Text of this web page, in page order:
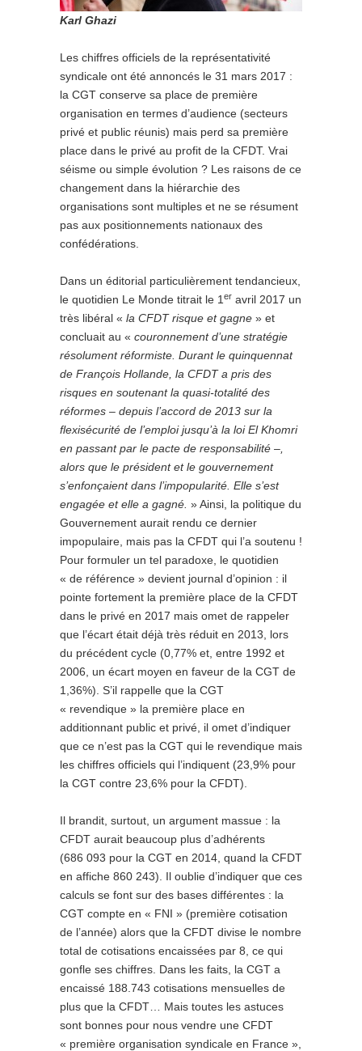
Karl Ghazi
Les chiffres officiels de la représentativité
syndicale ont été annoncés le 31 mars 2017 :
la CGT conserve sa place de première
organisation en termes d’audience (secteurs
privé et public réunis) mais perd sa première
place dans le privé au profit de la CFDT. Vrai
séisme ou simple évolution ? Les raisons de ce
changement dans la hiérarchie des
organisations sont multiples et ne se résument
pas aux positionnements nationaux des
confédérations.
Dans un éditorial particulièrement tendancieux,
le quotidien Le Monde titrait le 1 er avril 2017 un
très libéral « la CFDT risque et gagne » et
concluait au « couronnement d’une stratégie
résolument réformiste. Durant le quinquennat
de François Hollande, la CFDT a pris des
risques en soutenant la quasi-totalité des
réformes – depuis l’accord de 2013 sur la
flexisécurité de l’emploi jusqu’à la loi El Khomri
en passant par le pacte de responsabilité –,
alors que le président et le gouvernement
s’enfonçaient dans l’impopularité. Elle s’est
engagée et elle a gagné. » Ainsi, la politique du
Gouvernement aurait rendu ce dernier
impopulaire, mais pas la CFDT qui l’a soutenu !
Pour formuler un tel paradoxe, le quotidien
« de référence » devient journal d’opinion : il
pointe fortement la première place de la CFDT
dans le privé en 2017 mais omet de rappeler
que l’écart était déjà très réduit en 2013, lors
du précédent cycle (0,77% et, entre 1992 et
2006, un écart moyen en faveur de la CGT de
1,36%). S’il rappelle que la CGT
« revendique » la première place en
additionnant public et privé, il omet d’indiquer
que ce n’est pas la CGT qui le revendique mais
les chiffres officiels qui l’indiquent (23,9% pour
la CGT contre 23,6% pour la CFDT).
Il brandit, surtout, un argument massue : la
CFDT aurait beaucoup plus d’adhérents
(686 093 pour la CGT en 2014, quand la CFDT
en affiche 860 243). Il oublie d’indiquer que ces
calculs se font sur des bases différentes : la
CGT compte en « FNI » (première cotisation
de l’année) alors que la CFDT divise le nombre
total de cotisations encaissées par 8, ce qui
gonfle ses chiffres. Dans les faits, la CGT a
encaissé 188.743 cotisations mensuelles de
plus que la CFDT… Mais toutes les astuces
sont bonnes pour nous vendre une CFDT
« première organisation syndicale en France »,